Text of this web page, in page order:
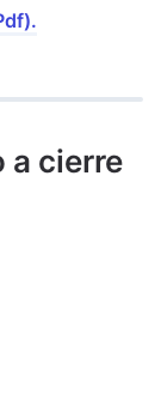
a cierre